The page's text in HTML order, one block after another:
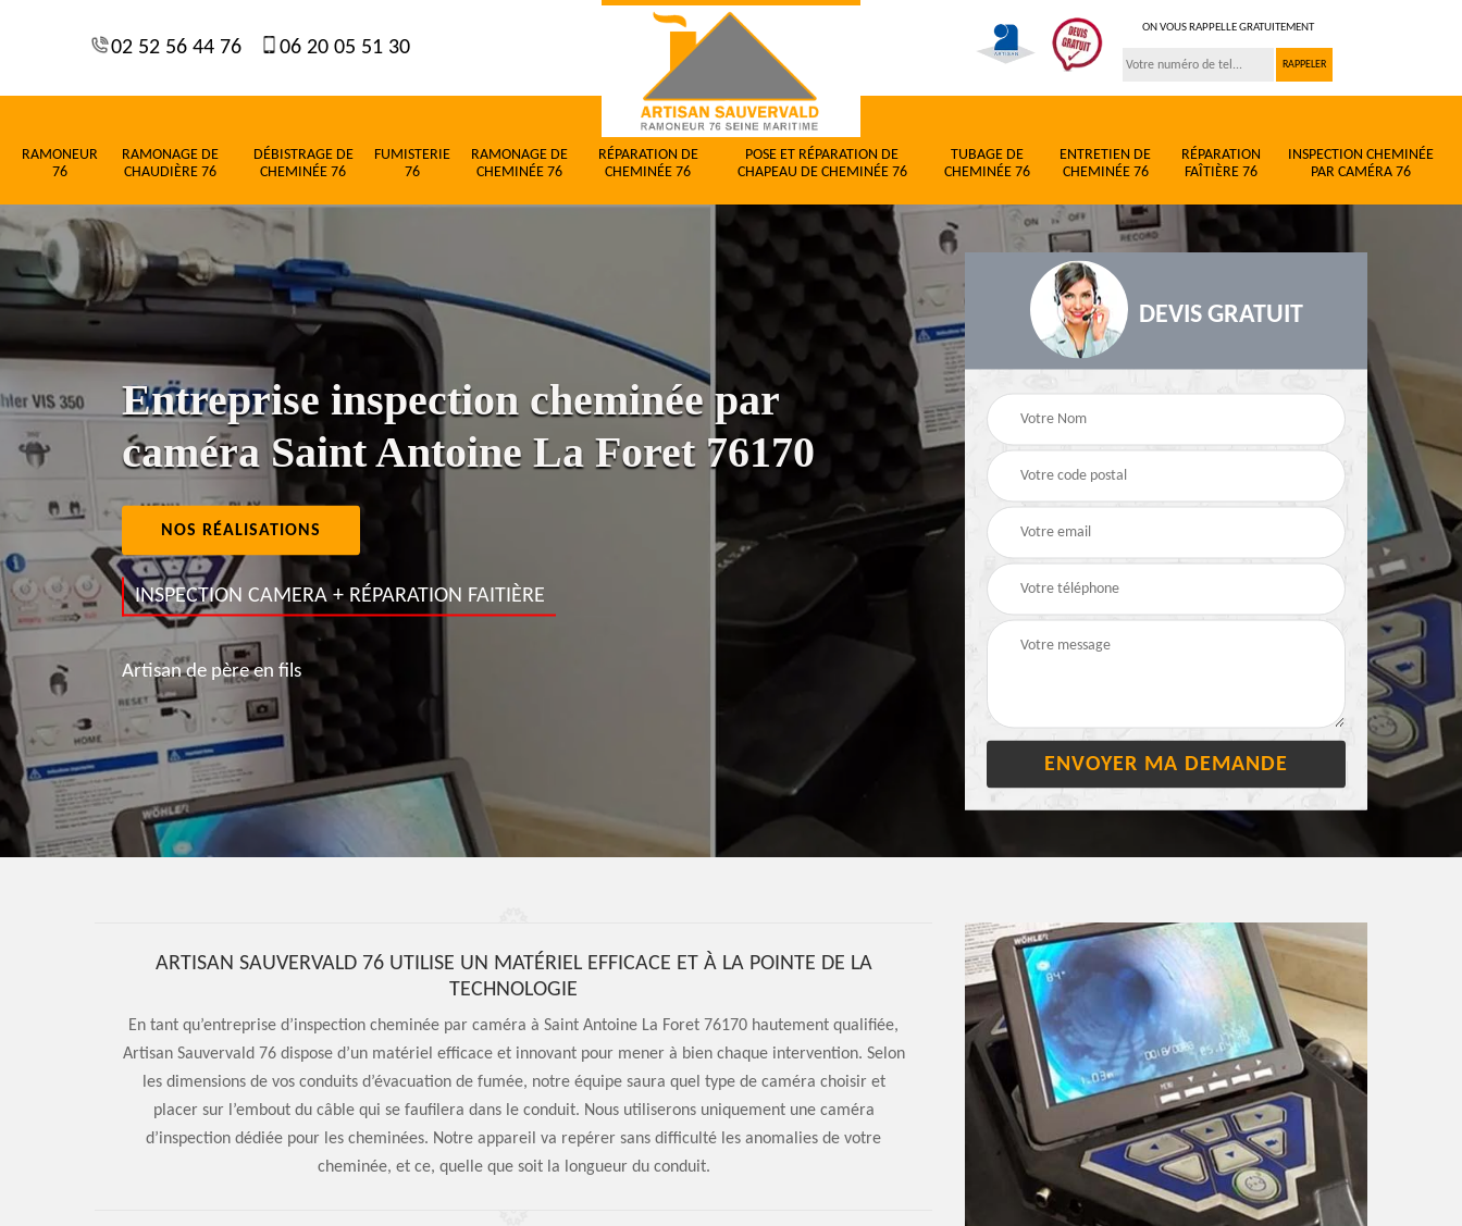
02 52 56 44 76 06 20 05 51 30
ON VOUS RAPPELLE GRATUITEMENT
RAMONEUR
76
RAMONAGE DE
CHAUDIÈRE 76
DÉBISTRAGE DE
CHEMINÉE 76
FUMISTERIE
76
RAMONAGE DE
CHEMINÉE 76
RÉPARATION DE
CHEMINÉE 76
POSE ET RÉPARATION DE
CHAPEAU DE CHEMINÉE 76
TUBAGE DE
CHEMINÉE 76
ENTRETIEN DE
CHEMINÉE 76
RÉPARATION
FAÎTIÈRE 76
INSPECTION CHEMINÉE
PAR CAMÉRA 76
Entreprise inspection cheminée par
caméra Saint Antoine La Foret 76170
NOS RÉALISATIONS
INSPECTION CAMERA + RÉPARATION FAITIÈRE
Artisan de père en fils
DEVIS GRATUIT
ARTISAN SAUVERVALD 76 UTILISE UN MATÉRIEL EFFICACE ET À LA POINTE DE LA
TECHNOLOGIE
En tant qu’entreprise d’inspection cheminée par caméra à Saint Antoine La Foret 76170 hautement qualifiée,
Artisan Sauvervald 76 dispose d’un matériel efficace et innovant pour mener à bien chaque intervention. Selon
les dimensions de vos conduits d’évacuation de fumée, notre équipe saura quel type de caméra choisir et
placer sur l’embout du câble qui se faufilera dans le conduit. Nous utiliserons uniquement une caméra
d’inspection dédiée pour les cheminées. Notre appareil va repérer sans difficulté les anomalies de votre
cheminée, et ce, quelle que soit la longueur du conduit.